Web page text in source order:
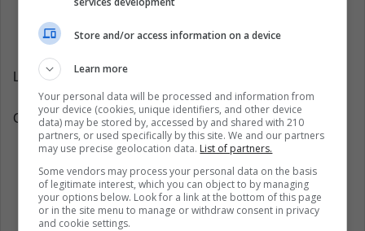
Latin American Post | Dima Flórez
Copy edited by Laura Rocha Rueda
Moda
Store and/or access information on a device
Learn more
Your personal data will be processed and information from
your device (cookies, unique identifiers, and other device
data) may be stored by, accessed by and shared with 210
partners, or used specifically by this site. We and our partners
may use precise geolocation data. List of partners.
Some vendors may process your personal data on the basis
of legitimate interest, which you can object to by managing
your options below. Look for a link at the bottom of this page
or in the site menu to manage or withdraw consent in privacy
and cookie settings.